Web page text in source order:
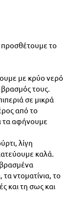
το
με κρύο νερό
τους.
σε μικρά
από το
τα αφήνουμε
λίγη
καλά.
ντοματίνια, το
και τη σως και